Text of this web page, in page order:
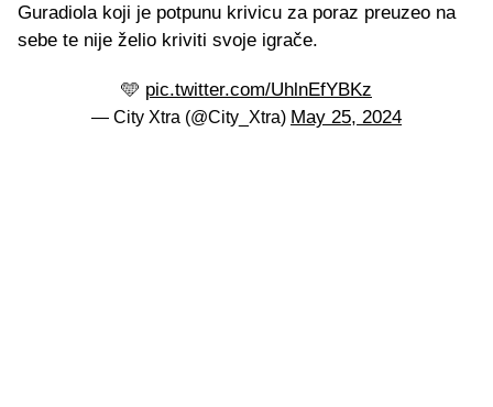
Guradiola koji je potpunu krivicu za poraz preuzeo na
sebe te nije želio kriviti svoje igrače.
🩵 pic.twitter.com/UhlnEfYBKz
— City Xtra (@City_Xtra) May 25, 2024